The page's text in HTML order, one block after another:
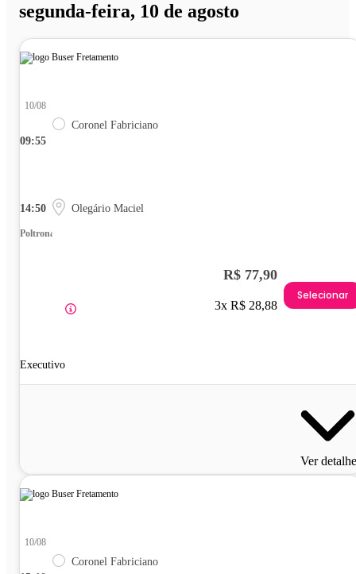
segunda-feira, 10 de agosto
09:55
10/08
Coronel Fabriciano
14:50 Olegário Maciel
Poltrona
Executivo
R$ 77,90
3x R$ 28,88
Selecionar
Ver
10/08
Coronel Fabriciano